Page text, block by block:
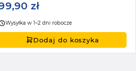
zł
Wysyłka w 1–2 dni robocze
Dodaj do koszyka